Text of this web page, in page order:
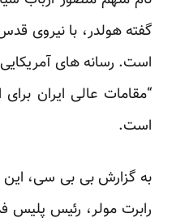
گفته هولدر، با نیروی
است. رسانه های آمریکایی
“مقامات عالی ایران
است.
به گزارش بی بی سی،
رابرت مولر، رئیس